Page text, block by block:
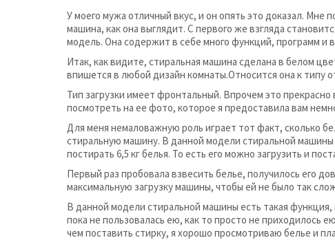
У моего мужа отличный вкус, и он опять это доказал. Мне
машина, как она выглядит. С первого же взгляда
модель. Она содержит в себе много функций, программ и
Итак, как видите, стиральная машина сделана в белом
впишется в любой дизайн комнаты.Относится она к типу
Тип загрузки имеет фронтальный. Впрочем это прекрасно
посмотреть на ее фото, которое я предоставила вам
Для меня немаловажную роль играет тот факт, сколько
стиральную машину. В данной модели стиральной
постирать 6,5 кг белья. То есть его можно загрузить и
Первый раз пробовала взвесить белье, получилось его
максимальную загрузку машины, чтобы ей не было так
В данной модели стиральной машины есть такая функция,
пока не пользовалась ею, как то просто не приходилось
чем поставить стирку, я хорошо просмотриваю белье и